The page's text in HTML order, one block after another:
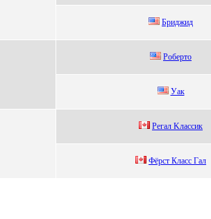
Бриджид
Poбepтo
Уaк
Регaл Kлaссик
Фёрст Клaсс Гaл